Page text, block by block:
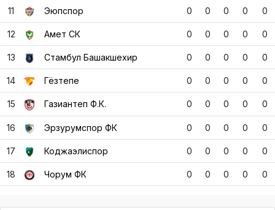
11 Эюпспор 0 0 0 0 0
12 Амет СК 0 0 0 0 0
13 Стамбул Башакшехир 0 0 0 0 0
14 Гёзтепе 0 0 0 0 0
15 Газиантеп Ф.К. 0 0 0 0 0
16 Эрзурумспор ФК 0 0 0 0 0
17 Коджаэлиспор 0 0 0 0 0
18 Чорум ФК 0 0 0 0 0